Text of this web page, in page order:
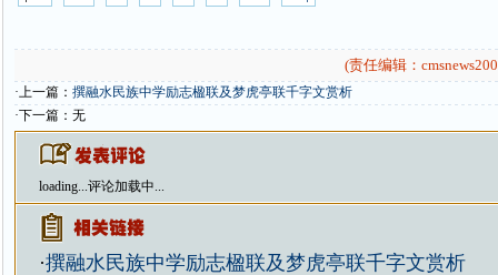
(责任编辑：
·上一篇： 撰融水民族中学励志楹联及梦虎亭联千字文赏析
·下一篇：无
loading...评论加载中...
·撰融水民族中学励志楹联及梦虎亭联千字文赏析